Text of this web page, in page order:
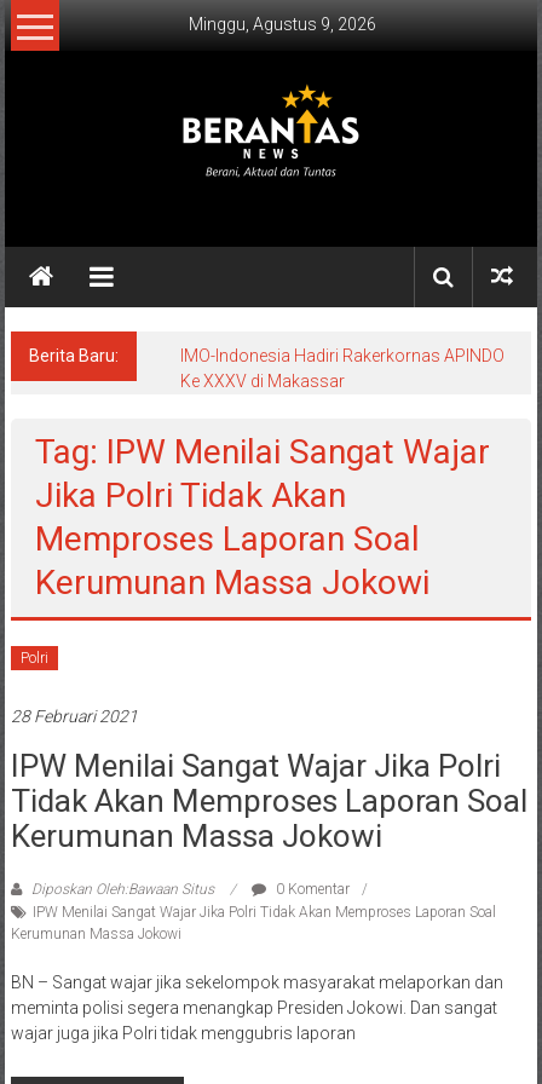
Lompat
ke
Minggu, Agustus 9, 2026
NEWS
Aktual
Tuntas.
Berita Baru:
IMO-Indonesia Hadiri Rakerkornas APINDO
Ke XXXV di Makassar
Tag: IPW Menilai Sangat Wajar
Jika Polri Tidak Akan
Memproses Laporan Soal
Kerumunan Massa Jokowi
Polri
28 Februari 2021
IPW Menilai Sangat Wajar Jika Polri
Tidak Akan Memproses Laporan Soal
Kerumunan Massa Jokowi
Diposkan Oleh:Bawaan Situs
0 Komentar
IPW Menilai Sangat Wajar Jika Polri Tidak Akan Memproses Laporan Soal
Kerumunan Massa Jokowi
BN – Sangat wajar jika sekelompok masyarakat melaporkan dan
meminta polisi segera menangkap Presiden Jokowi. Dan sangat
wajar juga jika Polri tidak menggubris laporan